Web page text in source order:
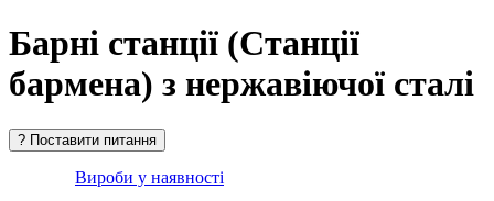
Барні станції (Станції
бармена) з нержавіючої сталі
Вироби у наявності